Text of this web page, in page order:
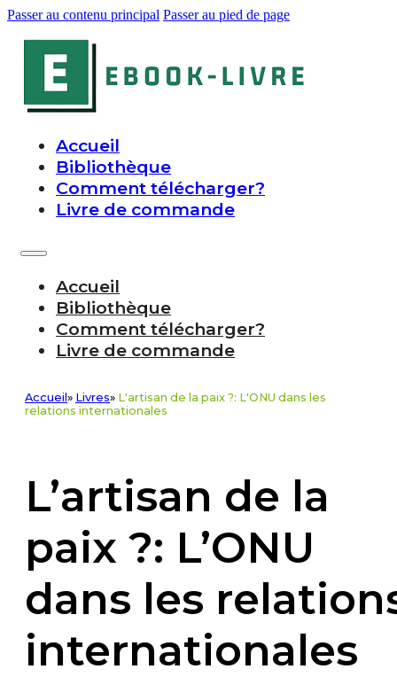
Passer au contenu principal Passer au pied de page
Accueil
Bibliothèque
Comment télécharger?
Livre de commande
Accueil
Bibliothèque
Comment télécharger?
Livre de commande
Accueil » Livres» L'artisan de la paix ?: L'ONU dans les
relations internationales
L’artisan de la
paix ?: L’ONU
dans les
internationales